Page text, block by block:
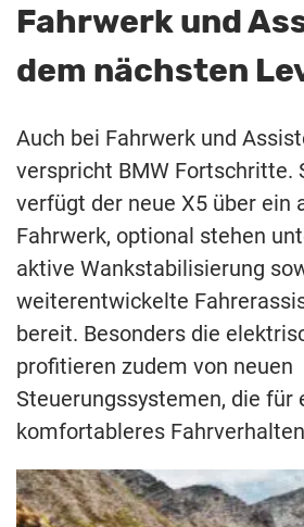
Fahrwerk und
dem nächsten
Auch bei Fahrwerk und
verspricht BMW Fortschritte.
verfügt der neue X5 über ein
Fahrwerk, optional stehen
aktive Wankstabilisierung
weiterentwickelte
bereit. Besonders die
profitieren zudem von neuen
Steuerungssystemen, die für
komfortableres